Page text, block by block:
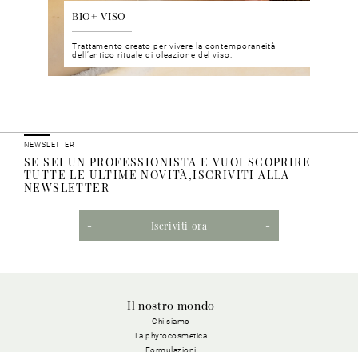
BIO+ VISO
Trattamento creato per vivere la contemporaneità
dell’antico rituale di oleazione del viso.
NEWSLETTER
SE SEI UN PROFESSIONISTA E VUOI SCOPRIRE
TUTTE LE ULTIME NOVITÀ,ISCRIVITI ALLA
NEWSLETTER
Iscriviti ora
Il nostro mondo
Chi siamo
La phytocosmetica
Formulazioni